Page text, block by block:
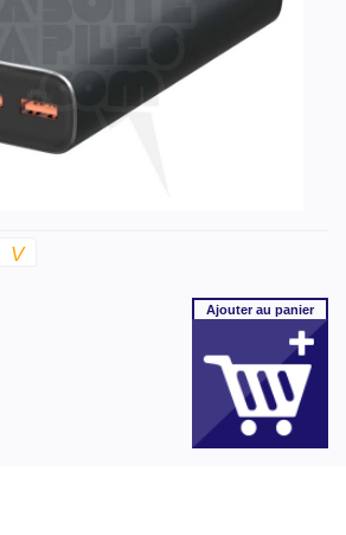
V
Ajouterau panier